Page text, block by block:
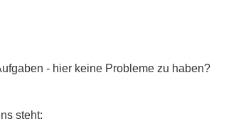
- hier keine Probleme zu haben?
steht: